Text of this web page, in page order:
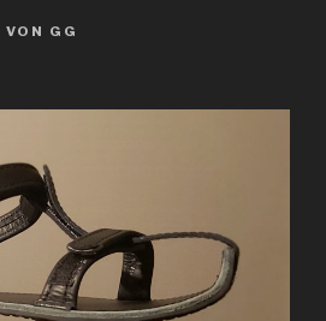
VON GG